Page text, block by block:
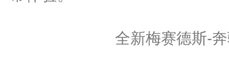
全新梅赛德斯-